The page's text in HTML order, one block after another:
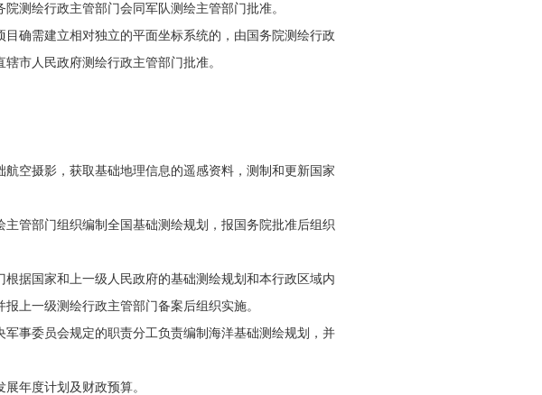
测绘行政主管部门会同军队测绘主管部门批准。
确需建立相对独立的平面坐标系统的，由国务院测绘行政
市人民政府测绘行政主管部门批准。
空摄影，获取基础地理信息的遥感资料，测制和更新国家
管部门组织编制全国基础测绘规划，报国务院批准后组织
据国家和上一级人民政府的基础测绘规划和本行政区域内
上一级测绘行政主管部门备案后组织实施。
事委员会规定的职责分工负责编制海洋基础测绘规划，并
年度计划及财政预算。